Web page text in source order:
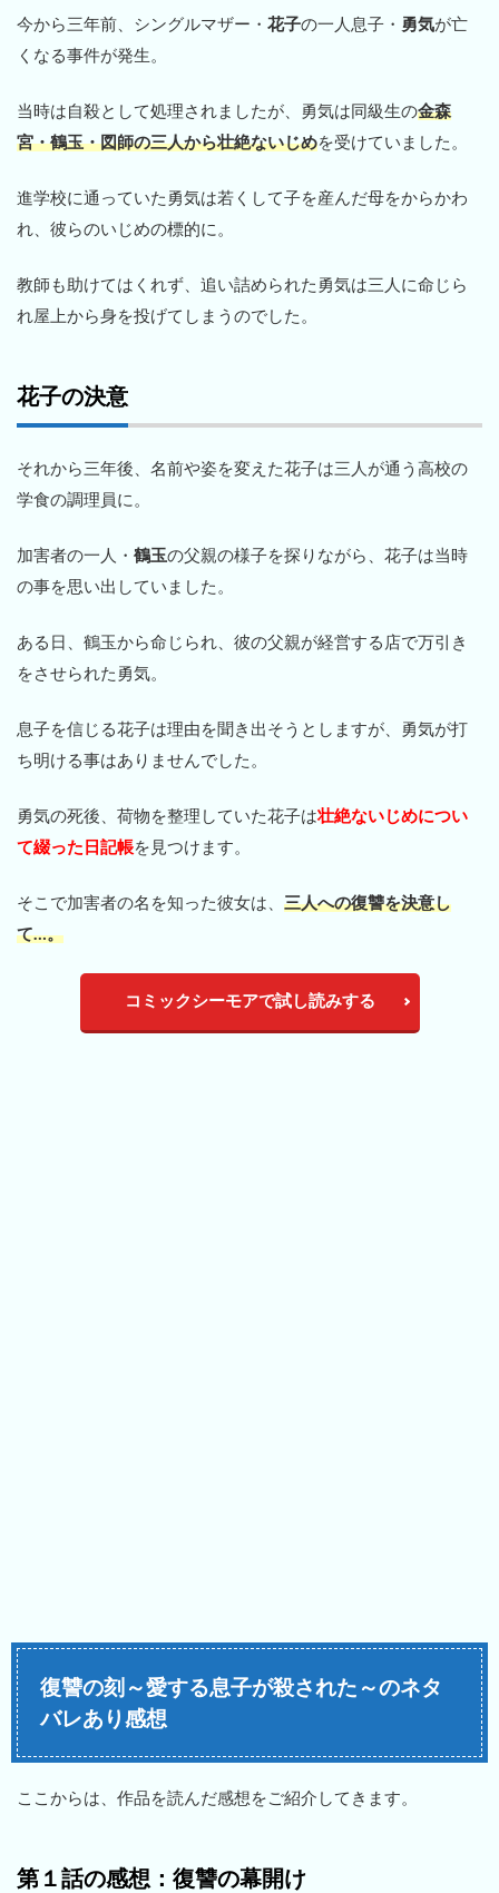
今から三年前、シングルマザー・ 花子の一人息子・ 勇気が亡
くなる事件が発生。
当時は自殺として処理されましたが、勇気は同級生の金森
宮・鶴玉・図師の三人から壮絶ないじめを受けていました。
進学校に通っていた勇気は若くして子を産んだ母をからかわ
れ、彼らのいじめの標的に。
教師も助けてはくれず、追い詰められた勇気は三人に命じら
れ屋上から身を投げてしまうのでした。
花子の決意
それから三年後、名前や姿を変えた花子は三人が通う高校の
学食の調理員に。
加害者の一人・ 鶴玉の父親の様子を探りながら、花子は当時
の事を思い出していました。
ある日、鶴玉から命じられ、彼の父親が経営する店で万引き
をさせられた勇気。
息子を信じる花子は理由を聞き出そうとしますが、勇気が打
ち明ける事はありませんでした。
勇気の死後、荷物を整理していた花子は壮絶ないじめについ
て綴った日記帳を見つけます。
そこで加害者の名を知った彼女は、 三人への復讐を決意し
て…。
コミックシーモアで試し読みする
復讐の刻～愛する息子が殺された～のネタ
バレあり感想
ここからは、作品を読んだ感想をご紹介してきます。
第１話の感想：復讐の幕開け